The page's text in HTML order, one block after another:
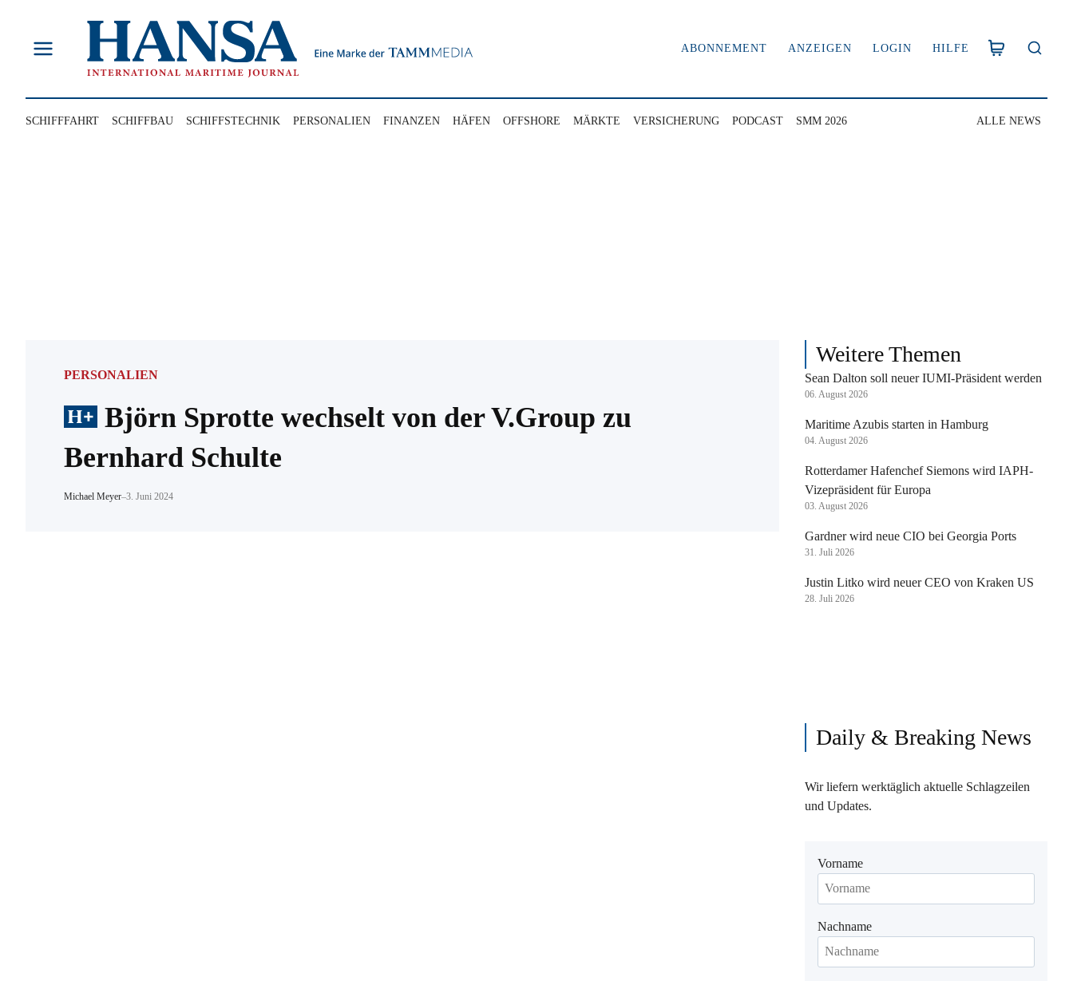
springen
ABONNEMENT ANZEIGEN LOGIN HILFE
SCHIFFFAHRT SCHIFFBAU SCHIFFSTECHNIK PERSONALIEN FINANZEN HÄFEN OFFSHORE MÄRKTE VERSICHERUNG PODCAST SMM 2026 ALLE NEWS
PERSONALIEN
Björn Sprotte wechselt von der V.Group zu
Bernhard Schulte
Michael Meyer–3. Juni 2024
Weitere Themen
Sean Dalton soll neuer IUMI-Präsident werden
06. August 2026
Maritime Azubis starten in Hamburg
04. August 2026
Rotterdamer Hafenchef Siemons wird IAPH-
Vizepräsident für Europa
03. August 2026
Gardner wird neue CIO bei Georgia Ports
31. Juli 2026
Justin Litko wird neuer CEO von Kraken US
28. Juli 2026
Daily & Breaking News
Wir liefern werktäglich aktuelle Schlagzeilen
und Updates.
Vorname
Nachname